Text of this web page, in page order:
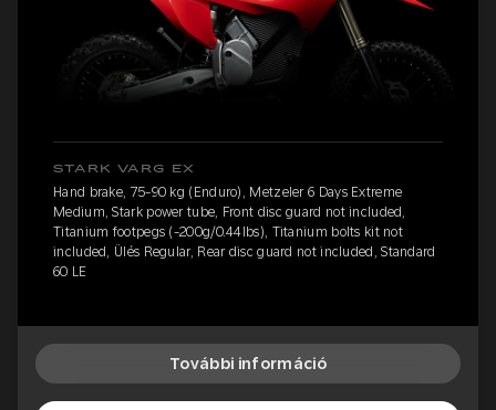
STARK VARG EX
Hand brake, 75-90 kg (Enduro), Metzeler 6 Days Extreme
Medium, Stark power tube, Front disc guard not included,
Titanium footpegs (-200g/0.44lbs), Titanium bolts kit not
included, Ülés Regular, Rear disc guard not included, Standard
60 LE
További információ